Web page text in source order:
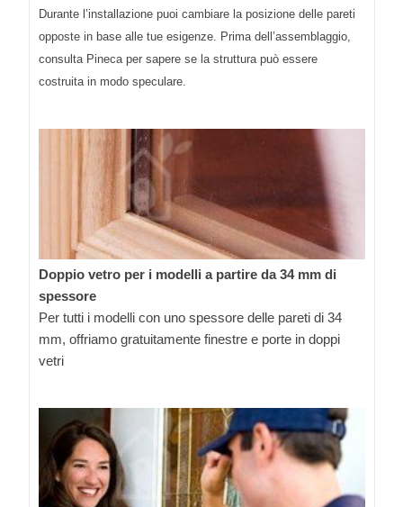
Durante l’installazione puoi cambiare la posizione delle pareti
opposte in base alle tue esigenze. Prima dell’assemblaggio,
consulta Pineca per sapere se la struttura può essere
costruita in modo speculare.
Doppio vetro per i modelli a partire da 34 mm di
spessore
Per tutti i modelli con uno spessore delle pareti di 34
mm, offriamo gratuitamente finestre e porte in doppi
vetri